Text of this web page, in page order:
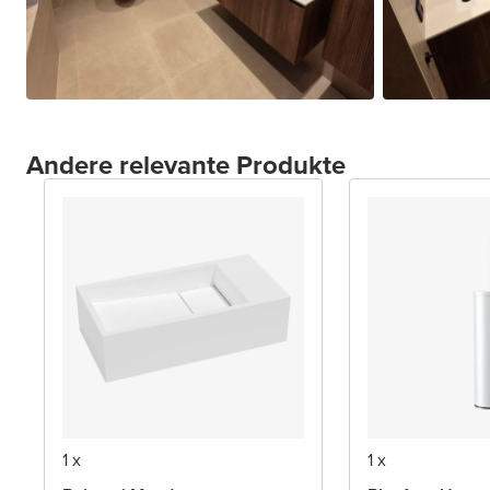
Andere relevante Produkte
1 x
1 x